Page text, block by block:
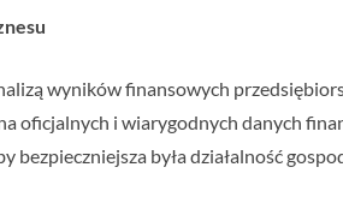
wyników finansowych
oficjalnych i wiarygodnych danych
była działalność